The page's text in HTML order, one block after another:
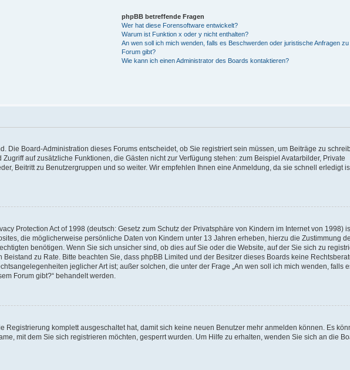
phpBB betreffende Fragen
Wer hat diese Forensoftware entwickelt?
Warum ist Funktion x oder y nicht enthalten?
An wen soll ich mich wenden, falls es Beschwerden oder juristische Anfragen
Forum gibt?
Wie kann ich einen Administrator des Boards kontaktieren?
Die Board-Administration dieses Forums entscheidet, ob Sie registriert sein müssen, um Beiträge zu
auf zusätzliche Funktionen, die Gästen nicht zur Verfügung stehen: zum Beispiel Avatarbilder, Private
Beitritt zu Benutzergruppen und so weiter. Wir empfehlen Ihnen eine Anmeldung, da sie schnell erledigt
Protection Act of 1998 (deutsch: Gesetz zum Schutz der Privatsphäre von Kindern im Internet von 1998)
die möglicherweise persönliche Daten von Kindern unter 13 Jahren erheben, hierzu die Zustimmung
benötigen. Wenn Sie sich unsicher sind, ob dies auf Sie oder die Website, auf der Sie sich zu
zu Rate. Bitte beachten Sie, dass phpBB Limited und der Besitzer dieses Boards keine
jeglicher Art ist; außer solchen, die unter der Frage „An wen soll ich mich wenden, falls
Forum gibt?“ behandelt werden.
Registrierung komplett ausgeschaltet hat, damit sich keine neuen Benutzer mehr anmelden können. Es
mit dem Sie sich registrieren möchten, gesperrt wurden. Um Hilfe zu erhalten, wenden Sie sich an die